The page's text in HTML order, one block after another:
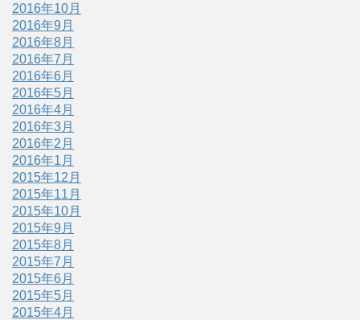
2016年10月
2016年9月
2016年8月
2016年7月
2016年6月
2016年5月
2016年4月
2016年3月
2016年2月
2016年1月
2015年12月
2015年11月
2015年10月
2015年9月
2015年8月
2015年7月
2015年6月
2015年5月
2015年4月